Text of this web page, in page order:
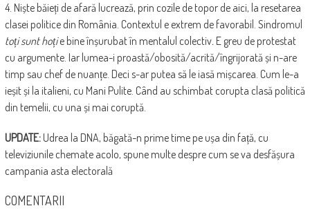
4. Niște băieți de afară lucrează, prin cozile de topor de aici, la resetarea
clasei politice din România. Contextul e extrem de favorabil. Sindromul
toți sunt hoție bine înșurubat în mentalul colectiv. E greu de protestat
cu argumente. Iar lumea-i proastă/obosită/acrită/îngrijorată și n-are
timp sau chef de nuanțe. Deci s-ar putea să le iasă mișcarea. Cum le-a
ieșit și la italieni, cu Mani Pulite. Când au schimbat corupta clasă politică
din temelii, cu una și mai coruptă.
UPDATE:Udrea la DNA, băgată-n prime time pe ușa din față, cu
televiziunile chemate acolo, spune multe despre cum se va desfășura
campania asta electorală
COMENTARII